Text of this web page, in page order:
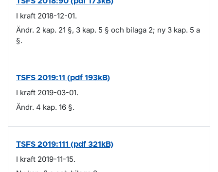
I kraft 2018-12-01.
Ändr. 2 kap. 21 §, 3 kap. 5 § och bilaga 2; ny 3 kap. 5 a
§.
TSFS 2019:11 (pdf 193kB)
I kraft 2019-03-01.
Ändr. 4 kap. 16 §.
TSFS 2019:111 (pdf 321kB)
I kraft 2019-11-15.